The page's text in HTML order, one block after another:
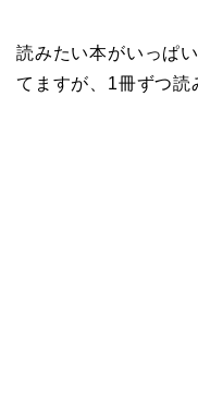
読みたい本がいっぱ
てますが、1冊ずつ読